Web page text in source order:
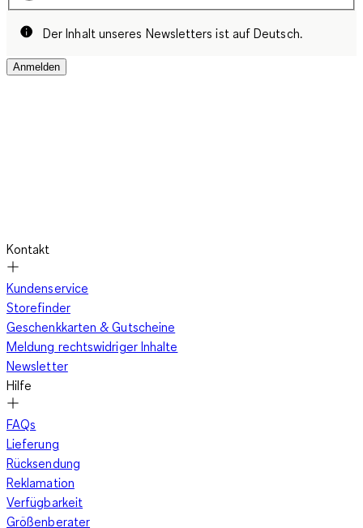
Der Inhalt unseres Newsletters ist auf Deutsch.
Anmelden
Kontakt
Kundenservice
Storefinder
Geschenkkarten & Gutscheine
Meldung rechtswidriger Inhalte
Newsletter
Hilfe
FAQs
Lieferung
Rücksendung
Reklamation
Verfügbarkeit
Größenberater